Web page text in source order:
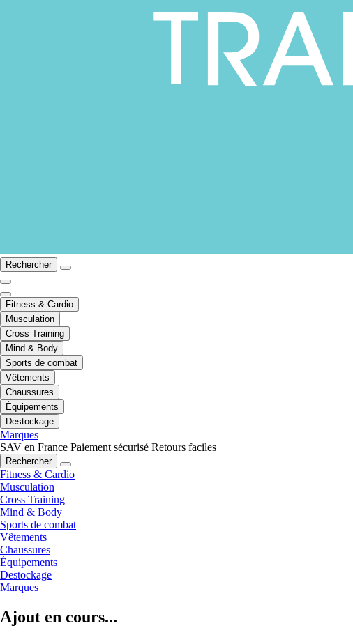
Rechercher
Fitness & Cardio
Musculation
Cross Training
Mind & Body
Sports de combat
Vêtements
Chaussures
Équipements
Destockage
Marques
SAV en France Paiement sécurisé Retours faciles
Rechercher
Fitness & Cardio
Musculation
Cross Training
Mind & Body
Sports de combat
Vêtements
Chaussures
Équipements
Destockage
Marques
Ajout en cours...